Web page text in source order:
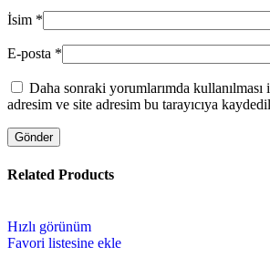
İsim *
E-posta *
Daha sonraki yorumlarımda kullanılması
adresim ve site adresim bu tarayıcıya
Related Products
Hızlı görünüm
Favori listesine ekle